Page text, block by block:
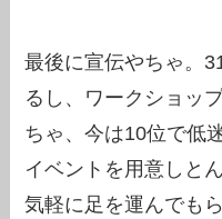
最後に宣伝やちゃ。
るし、ワークショッ
ちゃ、今は10位で低
イベントを用意しと
気軽に足を運んでも